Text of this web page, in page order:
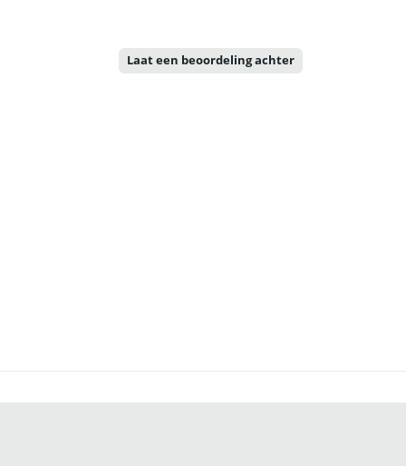
Laat een beoordeling achter